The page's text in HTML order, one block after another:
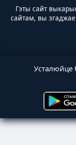
Гэты сайт
сайтам, вы
Усталюйце